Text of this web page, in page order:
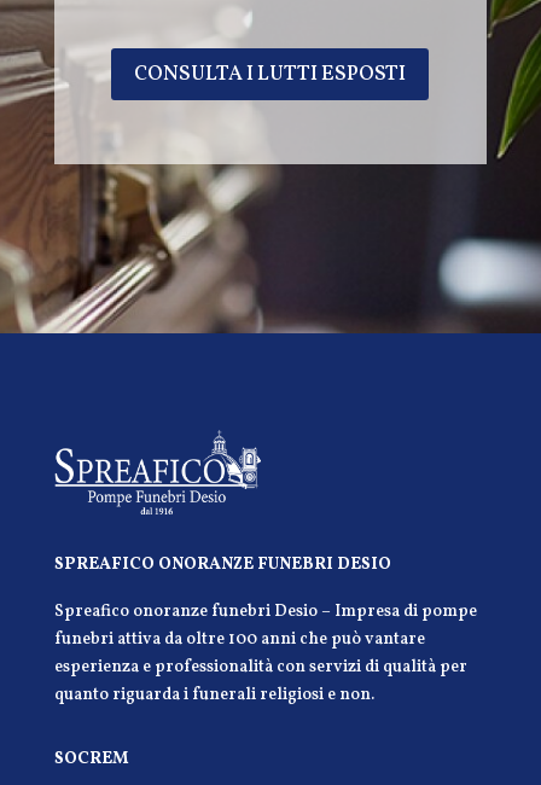
CONSULTA I LUTTI ESPOSTI
SPREAFICO ONORANZE FUNEBRI DESIO
Spreafico onoranze funebri Desio – Impresa di pompe
funebri attiva da oltre 100 anni che può vantare
esperienza e professionalità con servizi di qualità per
quanto riguarda i funerali religiosi e non.
SOCREM